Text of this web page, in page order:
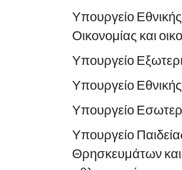
Υπουργείο Εθνικής
Οικονομίας και
Υπουργείο
Υπουργείο
Υπουργείο
Υπουργείο
Θρησκευμάτων και